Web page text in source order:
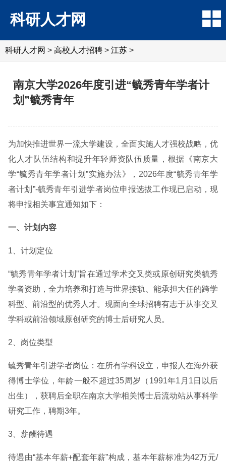
科研人才网
科研人才网 > 高校人才招聘 > 江苏 >
南京大学2026年度引进“毓秀青年学者计
划”毓秀青年
为加快推进世界一流大学建设，全面实施人才强校战略，优
化人才队伍结构和提升年轻师资队伍质量，根据《南京大
学“毓秀青年学者计划”实施办法》，2026年度“毓秀青年学
者计划”-毓秀青年引进学者岗位申报选拔工作现已启动，现
将申报相关事宜通知如下：
一、计划内容
1、计划定位
“毓秀青年学者计划”旨在通过学术交叉类或原创研究类毓秀
学者资助，全力培养和打造与世界接轨、能承担大任的跨学
科型、前沿型的优秀人才。现面向全球招聘有志于从事交叉
学科或前沿领域原创研究的博士后研究人员。
2、岗位类型
毓秀青年引进学者岗位：在所有学科设立，申报人在海外获
得博士学位，年龄一般不超过35周岁（1991年1月1日以后
出生），获聘后全职在南京大学相关博士后流动站从事科学
研究工作，聘期3年。
3、薪酬待遇
待遇由“基本年薪+配套年薪”构成，基本年薪标准为42万元/